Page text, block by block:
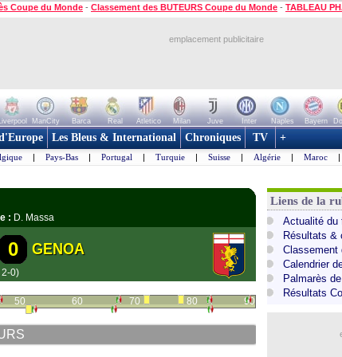
Coupe du Monde - Classement des BUTEURS Coupe du Monde - TABLEAU
emplacement publicitaire
ManCity Barca Real Atletico Milan Juve Inter Naples Bayern
Les Bleus & International Chroniques TV +
| Pays-Bas | Portugal | Turquie | Suisse | Algérie | Maroc |
: D. Massa
0 GENOA
0)
50 60 70 80 90
Liens de la
Actualité du
Résultats &
Classement
Calendrier
Palmarès
Résultats